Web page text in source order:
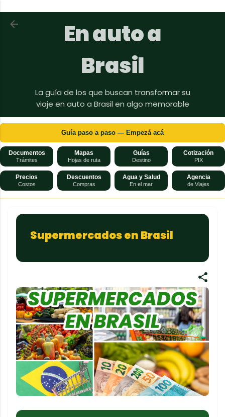
Ir al contenido principal
En auto a
Brasil
La guía de los que buscan transformar su
viaje en auto a Brasil en algo memorable
Guía paso a paso — Empezá acá
Documentos
Trámites
Mapas
Hojas de ruta
Guías
Destino
Cotización
PIX
Precios
Costos
Descuentos
Compras
Agua y Salud
En el mar
Agencia
de Viajes
Supermercados en Brasil